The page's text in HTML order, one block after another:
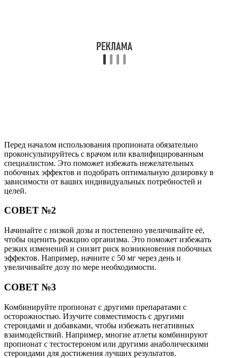
Перед началом использования пропионата обязательно
проконсультируйтесь с врачом или квалифицированным
специалистом. Это поможет избежать нежелательных
побочных эффектов и подобрать оптимальную дозировку в
зависимости от ваших индивидуальных потребностей и
целей.
СОВЕТ №2
Начинайте с низкой дозы и постепенно увеличивайте её,
чтобы оценить реакцию организма. Это поможет избежать
резких изменений и снизит риск возникновения побочных
эффектов. Например, начните с 50 мг через день и
увеличивайте дозу по мере необходимости.
СОВЕТ №3
Комбинируйте пропионат с другими препаратами с
осторожностью. Изучите совместимость с другими
стероидами и добавками, чтобы избежать негативных
взаимодействий. Например, многие атлеты комбинируют
пропионат с тестостероном или другими анаболическими
стероидами для достижения лучших результатов.